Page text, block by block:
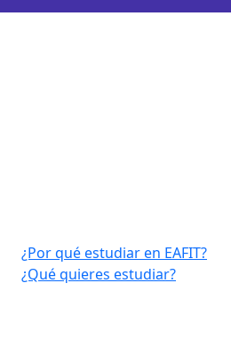
¿Por qué estudiar en EAFIT?
¿Qué quieres estudiar?